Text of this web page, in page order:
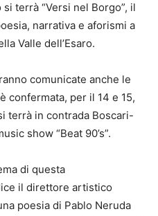
terrà “Versi nel Borgo”, il
narrativa e aforismi a
Valle dell’Esaro.
comunicate anche le
confermata, per il 14 e 15,
terrà in contrada Boscari-
show “Beat 90’s”.
di questa
il direttore artistico
poesia di Pablo Neruda